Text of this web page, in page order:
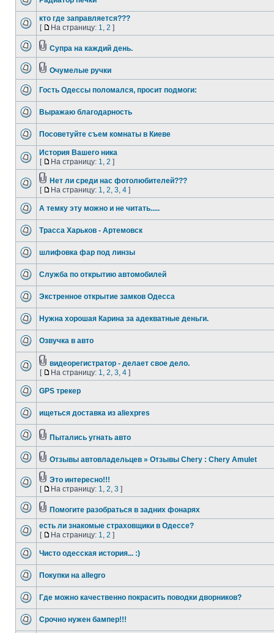
кто где заправляется???
[
На страницу: 1, 2 ]
Супра на каждий день.
Очумелые ручки
Гость Одессы поломался, просит подмоги:
Выражаю благодарность
Посоветуйте съем комнаты в Киеве
История Вашего ника
[
На страницу: 1, 2 ]
Нет ли среди нас фотолюбителей???
[
На страницу: 1, 2, 3, 4 ]
А темку эту можно и не читать.....
Трасса Харьков - Артемовск
шлифовка фар под линзы
Служба по открытию автомобилей
Экстренное открытие замков Одесса
Нужна хорошая Карина за адекватные деньги.
Озвучка в авто
видеорегистратор - делает свое дело.
[
На страницу: 1, 2, 3, 4 ]
GPS трекер
ищеться доставка из aliexpres
Пытались угнать авто
Отзывы автовладельцев » Отзывы Chery : Chery Amulet
Это интересно!!!
[
На страницу: 1, 2, 3 ]
Помогите разобраться в задних фонарях
есть ли знакомые страховщики в Одессе?
[
На страницу: 1, 2 ]
Чисто одесская история... :)
Покупки на allegro
Где можно качественно покрасить поводки дворников?
Срочно нужен бампер!!!